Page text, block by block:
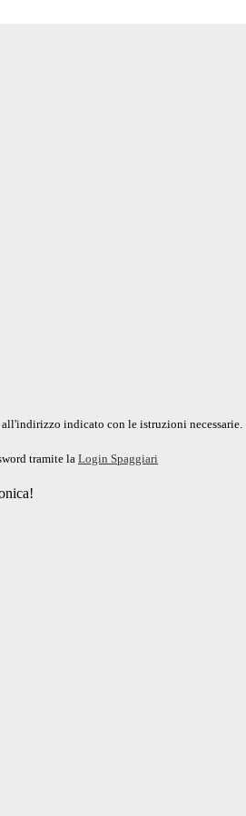
indicato con le istruzioni necessarie.
tramite la Login Spaggiari